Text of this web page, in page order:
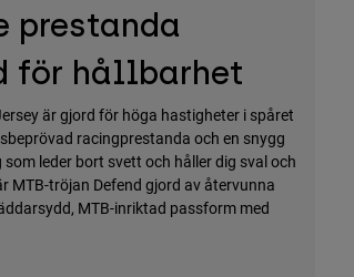
prestanda
för hållbarhet
är gjord för höga hastigheter i spåret
racingprestanda och en snygg
leder bort svett och håller dig sval och
MTB-tröjan Defend gjord av återvunna
MTB-inriktad passform med